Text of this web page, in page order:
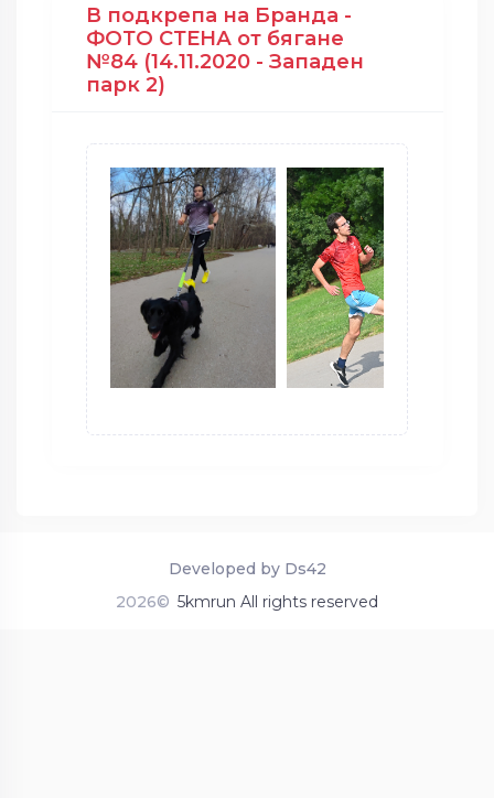
В подкрепа на Бранда -
ФОТО СТЕНА от бягане
№84 (14.11.2020 - Западен
парк 2)
2026© 5kmrun All rights reserved
Developed by Ds42